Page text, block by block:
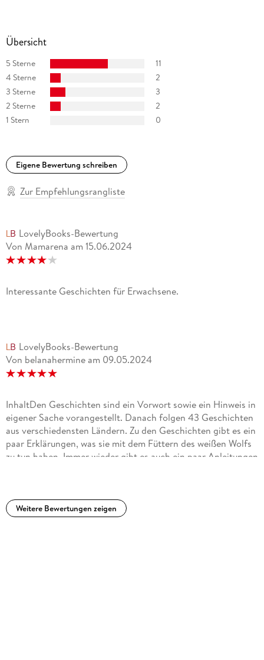
Übersicht
5 Sterne
11
4 Sterne
2
3 Sterne
3
2 Sterne
2
1 Stern
0
Eigene Bewertung schreiben
Zur Empfehlungsrangliste
LovelyBooks-Bewertung
Von Mamarena am 15.06.2024
Interessante Geschichten für Erwachsene.
LovelyBooks-Bewertung
Von belanahermine am 09.05.2024
InhaltDen Geschichten sind ein Vorwort sowie ein Hinweis in
eigener Sache vorangestellt. Danach folgen 43 Geschichten
aus verschiedensten Ländern. Zu den Geschichten gibt es ein
paar Erklärungen, was sie mit dem Füttern des weißen Wolfs
zu tun haben. Immer wieder gibt es auch ein paar Anleitungen
das Buch ausgesprochen gut. Die Mischung von
Geschichten, Erklärungen und Übungen regt einerseits an,
Weitere Bewertungen zeigen